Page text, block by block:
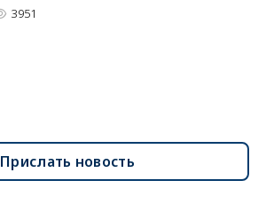
3951
Прислать новость